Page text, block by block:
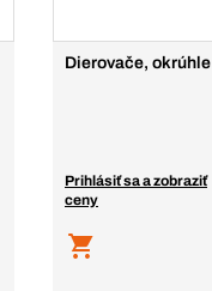
Dierovače, okrúhle
Prihlásiť sa a zobraziť
ceny